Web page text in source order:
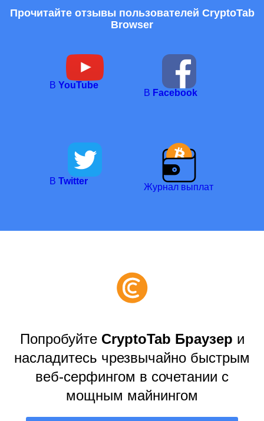
Прочитайте отзывы пользователей CryptoTab
Browser
В YouTube
В Facebook
В Twitter
Журнал выплат
Попробуйте CryptoTab Браузер и
насладитесь чрезвычайно быстрым
веб-серфингом в сочетании с
мощным майнингом